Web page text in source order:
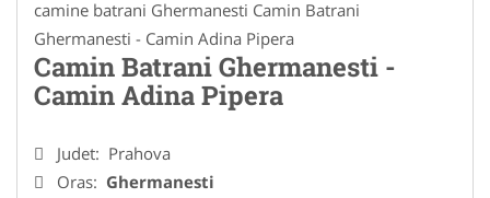
camine batrani Ghermanesti Camin Batrani
Ghermanesti - Camin Adina Pipera
Camin Batrani Ghermanesti -
Camin Adina Pipera
Judet: Prahova
Oras: Ghermanesti